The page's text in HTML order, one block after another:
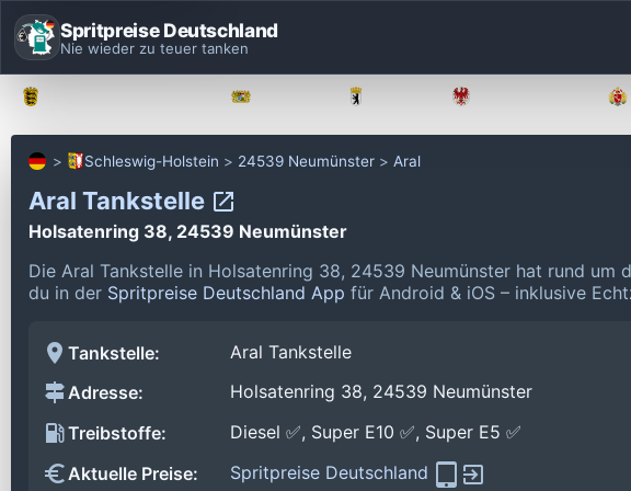
Spritpreise Deutschland
Nie wieder zu teuer tanken
Schleswig-Holstein 24539 Neumünster Aral
Aral Tankstelle
Holsatenring 38, 24539 Neumünster
Die Aral Tankstelle in Holsatenring 38, 24539 Neumünster hat rund um
du in der Spritpreise Deutschland App für Android & iOS – inklusive
Tankstelle:
Aral Tankstelle
Adresse:
Holsatenring 38, 24539 Neumünster
Treibstoffe:
Diesel ✅, Super E10 ✅, Super E5 ✅
Aktuelle Preise:
Spritpreise Deutschland